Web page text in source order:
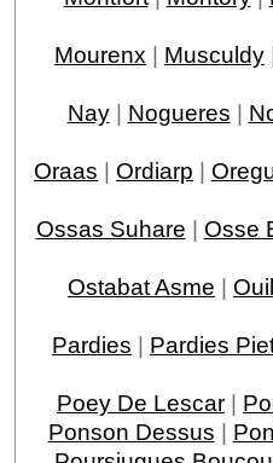
Mourenx | Musculdy
Nay| Nogueres |
Oraas | Ordiarp |
Ossas Suhare | Osse
Ostabat Asme |
Pardies | Pardies
Poey De Lescar |
Ponson Dessus |